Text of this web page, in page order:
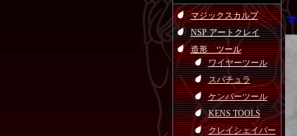
マジックスカルプ
NSP アートクレイ
造形 ツール
ワイヤーツール
スパチュラ
ケンパーツール
KENS TOOLS
クレイシェイパー